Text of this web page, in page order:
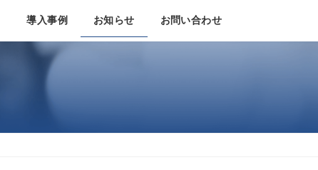
導入事例 お知らせ お問い合わせ